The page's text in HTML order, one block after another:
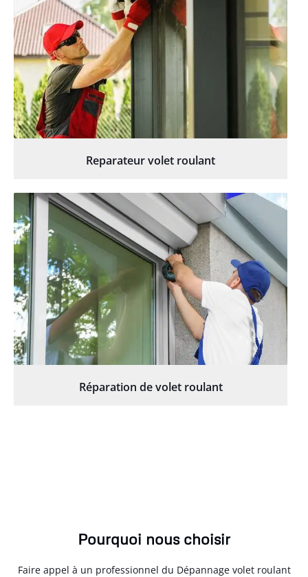
Reparateur volet roulant
Réparation de volet roulant
Pourquoi nous choisir
Faire appel à un professionnel du Dépannage volet roulant